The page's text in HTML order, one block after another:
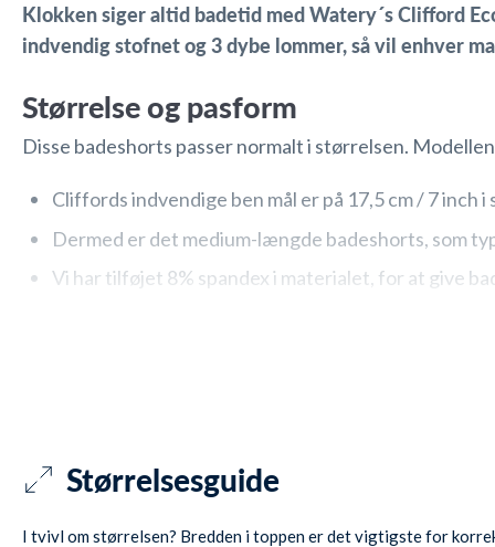
Klokken siger altid badetid med Watery´s Clifford
indvendig stofnet og 3 dybe lommer, så vil enhver
Størrelse og pasform
Disse badeshorts passer normalt i størrelsen.
Cliffords indvendige ben mål er på 17,5 cm / 7 inch
Dermed er det medium-længde badeshorts, som
Vi har tilføjet 8% spandex i materialet, for at give
Materiale
Størrelsesguide
I tvivl om størrelsen? Bredden i toppen er det vigtigste for